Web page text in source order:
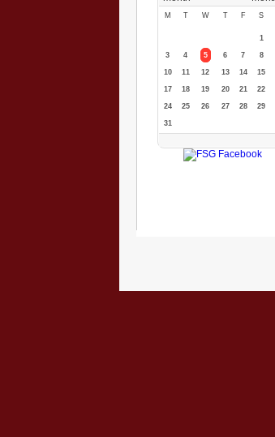
M T W T F S
1
3 4 5 6 7 8
10 11 12 13 14 15
17 18 19 20 21 22
24 25 26 27 28 29
31